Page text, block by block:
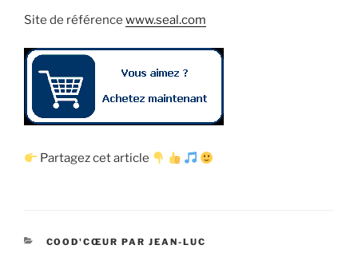
Site de référence www.seal.com
Partagez cet article
CATÉGORIES
COOD'CŒUR PAR JEAN-LUC